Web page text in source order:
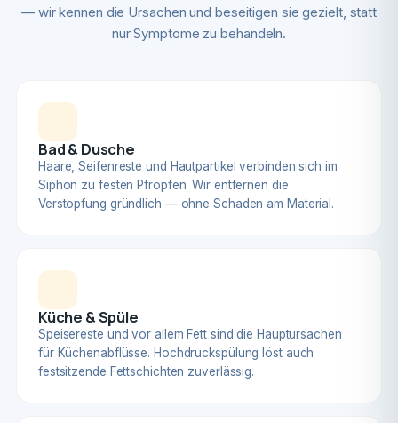
— wir kennen die Ursachen und beseitigen sie gezielt, statt
nur Symptome zu behandeln.
Bad & Dusche
Haare, Seifenreste und Hautpartikel verbinden sich im
Siphon zu festen Pfropfen. Wir entfernen die
Verstopfung gründlich — ohne Schaden am Material.
Küche & Spüle
Speisereste und vor allem Fett sind die Hauptursachen
für Küchenabflüsse. Hochdruckspülung löst auch
festsitzende Fettschichten zuverlässig.